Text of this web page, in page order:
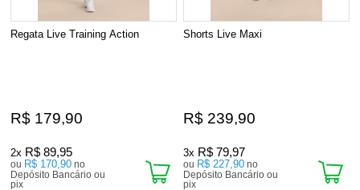
Regata Live Training Action
R$ 179,90
2x R$ 89,95
ou R$ 170,90 no
Depósito Bancário ou
pix
Shorts Live Maxi
R$ 239,90
3x R$ 79,97
ou R$ 227,90 no
Depósito Bancário ou
pix